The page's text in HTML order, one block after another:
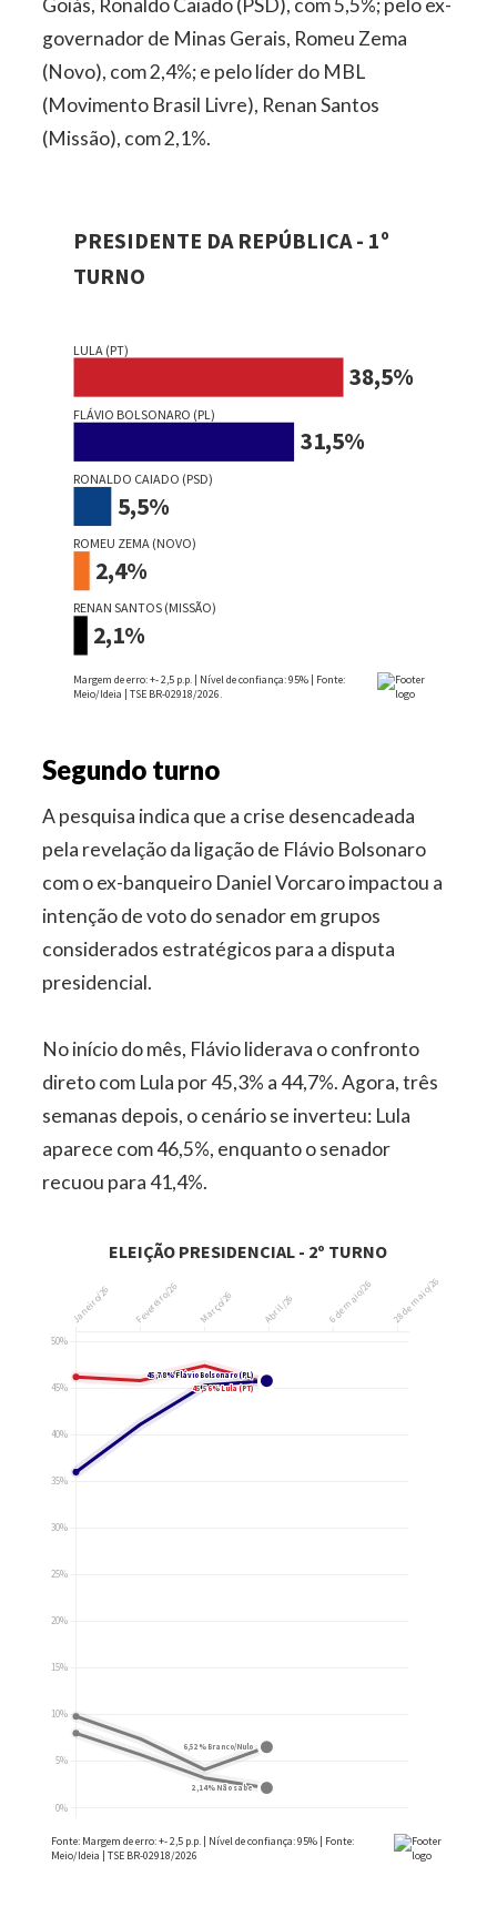
governador de Minas Gerais, Romeu Zema
(Novo), com 2,4%; e pelo líder do MBL
(Movimento Brasil Livre), Renan Santos
(Missão), com 2,1%.
Segundo turno
A pesquisa indica que a crise desencadeada
pela revelação da ligação de Flávio Bolsonaro
com o ex-banqueiro Daniel Vorcaro impactou a
intenção de voto do senador em grupos
considerados estratégicos para a disputa
presidencial.
No início do mês, Flávio liderava o confronto
direto com Lula por 45,3% a 44,7%. Agora, três
semanas depois, o cenário se inverteu: Lula
aparece com 46,5%, enquanto o senador
recuou para 41,4%.